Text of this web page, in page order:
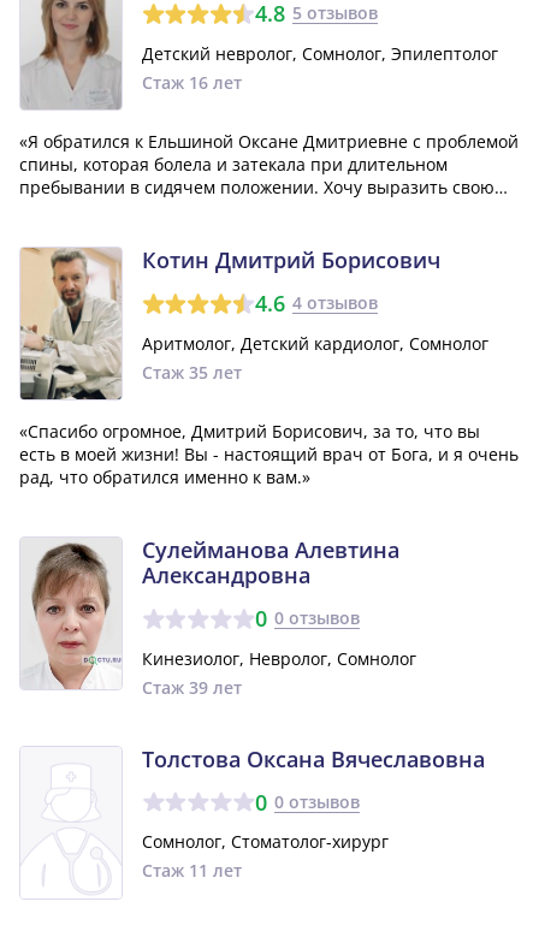
4.8 5 отзывов
Детский невролог, Сомнолог, Эпилептолог
Стаж 16 лет
«Я обратился к Ельшиной Оксане Дмитриевне с проблемой
спины, которая болела и затекала при длительном
пребывании в сидячем положении. Хочу выразить свою
Котин Дмитрий Борисович
4.6 4 отзывов
Аритмолог, Детский кардиолог, Сомнолог
Стаж 35 лет
«Спасибо огромное, Дмитрий Борисович, за то, что вы
есть в моей жизни! Вы - настоящий врач от Бога, и я очень
рад, что обратился именно к вам.»
Сулейманова Алевтина
Александровна
0 0 отзывов
Кинезиолог, Невролог, Сомнолог
Стаж 39 лет
Толстова Оксана Вячеславовна
0 0 отзывов
Сомнолог, Стоматолог-хирург
Стаж 11 лет